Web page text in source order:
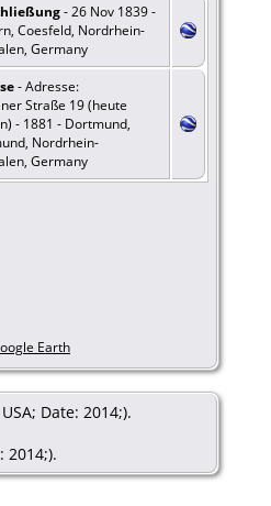
- 26 Nov 1839 -
Coesfeld, Nordrhein-
Germany
- Adresse:
Straße 19 (heute
- 1881 - Dortmund,
Nordrhein-
Germany
Earth
Date: 2014;).
2014;).